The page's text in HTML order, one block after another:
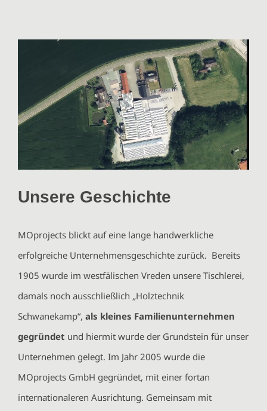
Unsere Geschichte
MOprojects blickt auf eine lange handwerkliche
erfolgreiche Unternehmensgeschichte zurück. Bereits
1905 wurde im westfälischen Vreden unsere Tischlerei,
damals noch ausschließlich „Holztechnik
Schwanekamp“, als kleines Familienunternehmen
gegründet und hiermit wurde der Grundstein für unser
Unternehmen gelegt. Im Jahr 2005 wurde die
MOprojects GmbH gegründet, mit einer fortan
internationaleren Ausrichtung. Gemeinsam mit